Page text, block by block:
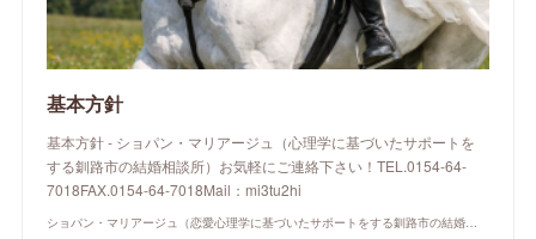
基本方針
基本方針 - ショパン・マリアージュ（心理学に基づいたサポートを
する釧路市の結婚相談所）お気軽にご連絡下さい！TEL.0154-64-
7018FAX.0154-64-7018Mail：mi3tu2hi